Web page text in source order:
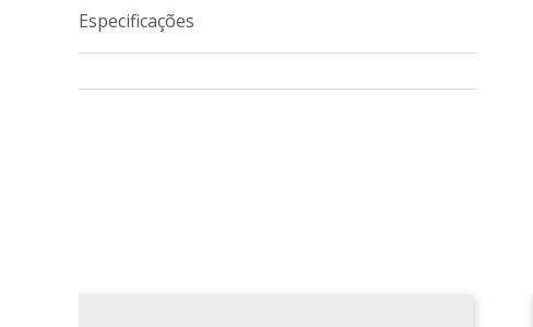
Especificações